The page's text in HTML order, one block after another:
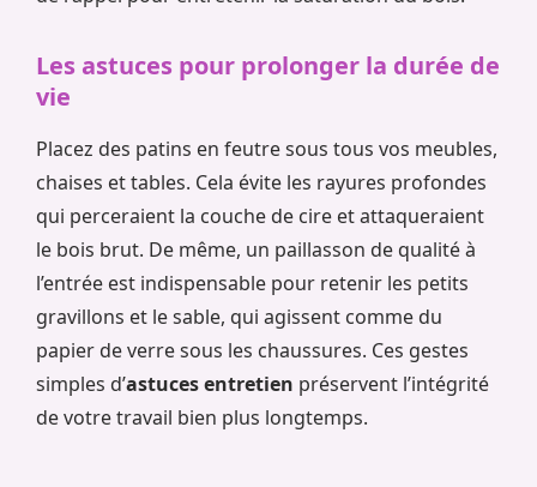
Les astuces pour prolonger la durée de
vie
Placez des patins en feutre sous tous vos meubles,
chaises et tables. Cela évite les rayures profondes
qui perceraient la couche de cire et attaqueraient
le bois brut. De même, un paillasson de qualité à
l’entrée est indispensable pour retenir les petits
gravillons et le sable, qui agissent comme du
papier de verre sous les chaussures. Ces gestes
simples d’astuces entretien préservent l’intégrité
de votre travail bien plus longtemps.